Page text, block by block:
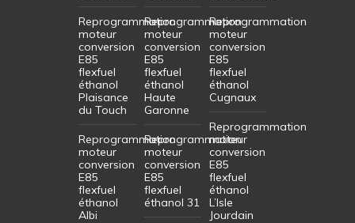
Reprogrammation
moteur
conversion
E85
flexfuel
éthanol
Plaisance
du Touch
Reprogrammation
moteur
conversion
E85
flexfuel
éthanol
Albi
Reprogrammation
moteur
conversion
E85
flexfuel
éthanol
Haute
Garonne
Reprogrammation
moteur
conversion
E85
flexfuel
éthanol 31
Reprogrammation
moteur
conversion
E85
flexfuel
éthanol
Cugnaux
Reprogrammation
moteur
conversion
E85
flexfuel
éthanol
L’Isle
Jourdain